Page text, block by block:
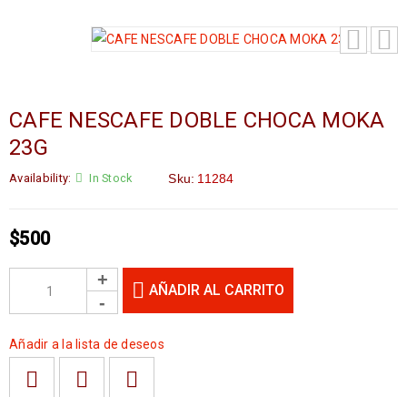
CAFE NESCAFE DOBLE CHOCA MOKA
23G
Availability: In Stock Sku: 11284
$500
AÑADIR AL CARRITO
Añadir a la lista de deseos